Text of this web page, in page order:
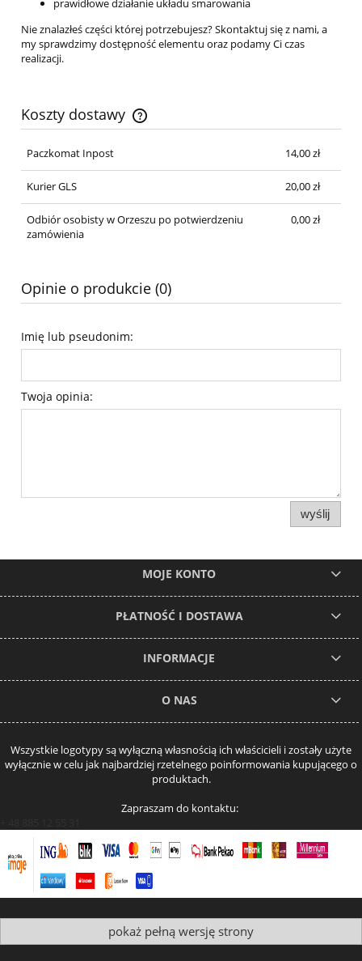
prawidłowe działanie układu smarowania
Nie znalazłeś części której potrzebujesz? Skontaktuj się z nami, a
my sprawdzimy dostępność elementu oraz podamy Ci czas
realizacji.
Koszty dostawy
Cena nie zawiera ewentualnych kosztów płatności
Paczkomat Inpost
14,00 zł
Kurier GLS 20,00 zł
Odbiór osobisty w Orzeszu po potwierdzeniu
zamówienia
0,00 zł
Opinie o produkcie (0)
Imię lub pseudonim:
Twoja opinia:
wyślij
MOJE KONTO
PŁATNOŚĆ I DOSTAWA
INFORMACJE
O NAS
Wszystkie logotypy są wyłączną własnością ich właścicieli i zostały użyte
wyłącznie w celu jak najbardziej rzetelnego poinformowania kupującego o
produktach.
Zapraszam do kontaktu:
pokaż pełną wersję strony